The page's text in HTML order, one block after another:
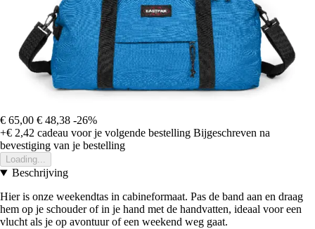
€ 65,00 € 48,38 -26%
+€ 2,42 cadeau voor je volgende bestelling Bijgeschreven na
bevestiging van je bestelling
Loading...
Beschrijving
Hier is onze weekendtas in cabineformaat. Pas de band aan en draag
hem op je schouder of in je hand met de handvatten, ideaal voor een
vlucht als je op avontuur of een weekend weg gaat.